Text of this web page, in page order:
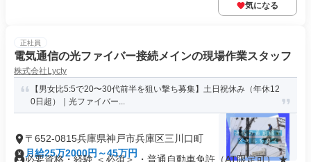
気になる
正社員
電気通信の光ファイバー接続メインの現場作業スタッフ
株式会社Lycty
【男女比5:5で20〜30代前半を狙い撃ち募集】土日祝休み（年休12
0日超）｜光ファイバー...
〒652-0815兵庫県神戸市兵庫区三川口町
月給25万2000円～45万円
必要資格・経験 ＜必須＞ ・普通自動車免許（AT限定可） ★